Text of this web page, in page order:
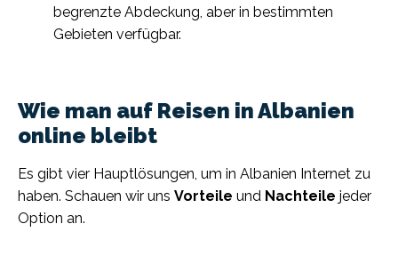
begrenzte Abdeckung, aber in bestimmten
Gebieten verfügbar.
Wie man auf Reisen in Albanien
online bleibt
Es gibt vier Hauptlösungen, um in Albanien Internet zu
haben. Schauen wir uns Vorteile und Nachteile jeder
Option an.